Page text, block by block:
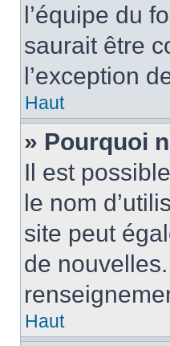
l’équipe du
saurait être
l’exception
Haut
» Pourquoi
Il est
le nom
site peut
de
Haut